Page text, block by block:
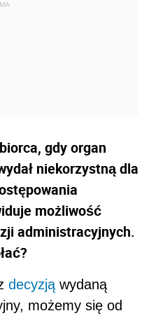
gdy organ
niekorzystną dla
możliwość
administracyjnych.
decyzjąwydaną
możemy się od